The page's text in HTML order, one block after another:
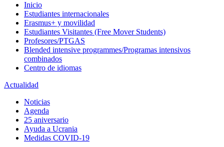
Inicio
Estudiantes internacionales
Erasmus+ y movilidad
Estudiantes Visitantes (Free Mover Students)
Profesores/PTGAS
Blended intensive programmes/Programas intensivos
combinados
Centro de idiomas
Actualidad
Noticias
Agenda
25 aniversario
Ayuda a Ucrania
Medidas COVID-19